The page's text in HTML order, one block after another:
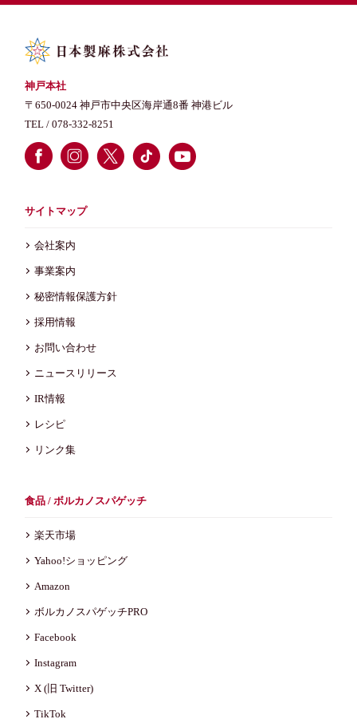
神戸本社
〒650-0024 神戸市中央区海岸通8番 神港ビル
TEL /078-332-8251
サイトマップ
会社案内
事業案内
秘密情報保護方針
採用情報
お問い合わせ
ニュースリリース
IR情報
レシピ
リンク集
食品 / ボルカノスパゲッチ
楽天市場
Yahoo!ショッピング
Amazon
ボルカノスパゲッチPRO
Facebook
Instagram
X (旧 Twitter)
TikTok